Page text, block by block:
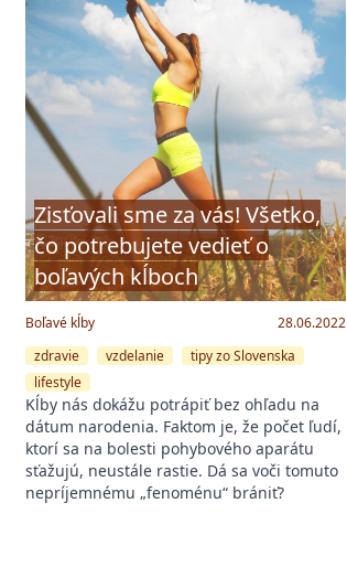
Zisťovali sme za vás! Všetko,
čo potrebujete vedieť o
boľavých kĺboch
Boľavé kĺby
28.06.2022
zdravie
vzdelanie
tipy zo Slovenska
lifestyle
Kĺby nás dokážu potrápiť bez ohľadu na
dátum narodenia. Faktom je, že počet ľudí,
ktorí sa na bolesti pohybového aparátu
sťažujú, neustále rastie. Dá sa voči tomuto
nepríjemnému „fenoménu“ brániť?